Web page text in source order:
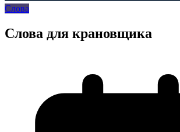
Слова
Слова для крановщика